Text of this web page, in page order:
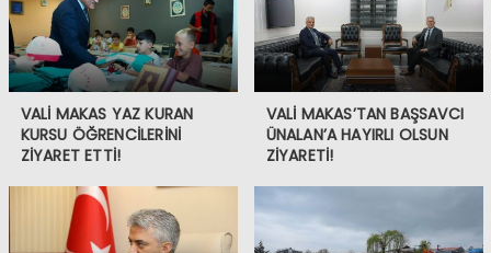
VALİ MAKAS YAZ KURAN
KURSU ÖĞRENCİLERİNİ
ZİYARET ETTİ!
VALİ MAKAS’TAN BAŞSAVCI
ÜNALAN’A HAYIRLI OLSUN
ZİYARETİ!